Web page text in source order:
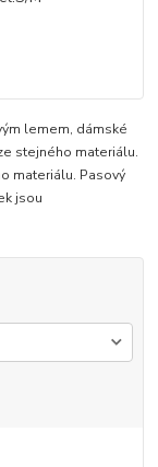
lemem, dámské
stejného materiálu.
materiálu. Pasový
jsou